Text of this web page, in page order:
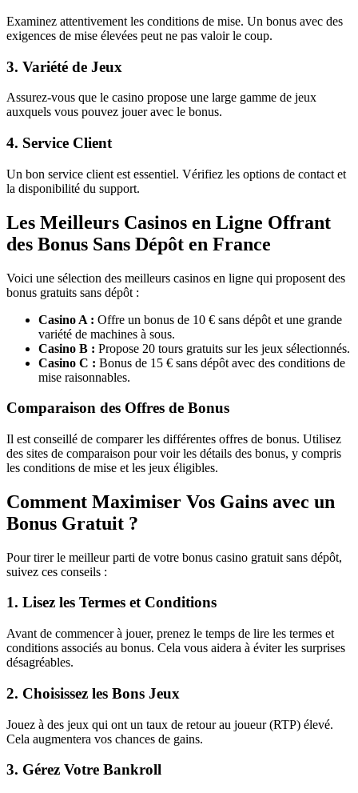
Examinez attentivement les conditions de mise. Un bonus avec des
exigences de mise élevées peut ne pas valoir le coup.
3. Variété de Jeux
Assurez-vous que le casino propose une large gamme de jeux
auxquels vous pouvez jouer avec le bonus.
4. Service Client
Un bon service client est essentiel. Vérifiez les options de contact et
la disponibilité du support.
Les Meilleurs Casinos en Ligne Offrant
des Bonus Sans Dépôt en France
Voici une sélection des meilleurs casinos en ligne qui proposent des
bonus gratuits sans dépôt :
Casino A : Offre un bonus de 10 € sans dépôt et une grande
variété de machines à sous.
Casino B : Propose 20 tours gratuits sur les jeux sélectionnés.
Casino C : Bonus de 15 € sans dépôt avec des conditions de
mise raisonnables.
Comparaison des Offres de Bonus
Il est conseillé de comparer les différentes offres de bonus. Utilisez
des sites de comparaison pour voir les détails des bonus, y compris
les conditions de mise et les jeux éligibles.
Comment Maximiser Vos Gains avec un
Bonus Gratuit ?
Pour tirer le meilleur parti de votre bonus casino gratuit sans dépôt,
suivez ces conseils :
1. Lisez les Termes et Conditions
Avant de commencer à jouer, prenez le temps de lire les termes et
conditions associés au bonus. Cela vous aidera à éviter les surprises
désagréables.
2. Choisissez les Bons Jeux
Jouez à des jeux qui ont un taux de retour au joueur (RTP) élevé.
Cela augmentera vos chances de gains.
3. Gérez Votre Bankroll